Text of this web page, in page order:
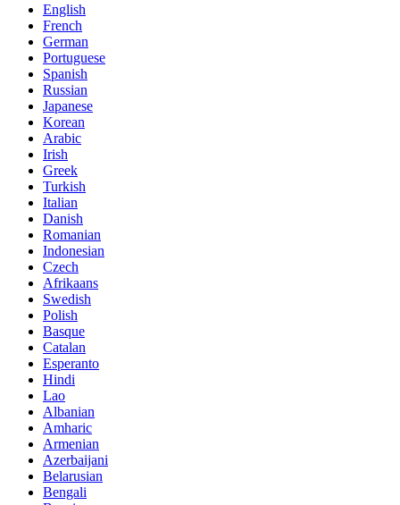
English
French
German
Portuguese
Spanish
Russian
Japanese
Korean
Arabic
Irish
Greek
Turkish
Italian
Danish
Romanian
Indonesian
Czech
Afrikaans
Swedish
Polish
Basque
Catalan
Esperanto
Hindi
Lao
Albanian
Amharic
Armenian
Azerbaijani
Belarusian
Bengali